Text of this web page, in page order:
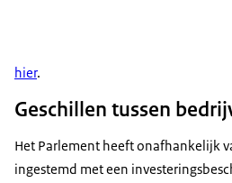
hier.
Geschillen tussen
Het Parlement heeft onafhankelijk
ingestemd met een